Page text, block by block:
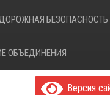
БЕЗОПАСНОСТЬ
ОБЪЕДИНЕНИЯ
Версия